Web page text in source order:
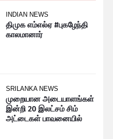
INDIAN NEWS
திமுக எம்எல்ஏ #புகழேந்தி
காலமானார்
SRILANKA NEWS
முறையான அடையாளங்கள்
இன்றி 20 இலட்சம் சிம்
அட்டைகள் பாவனையில்